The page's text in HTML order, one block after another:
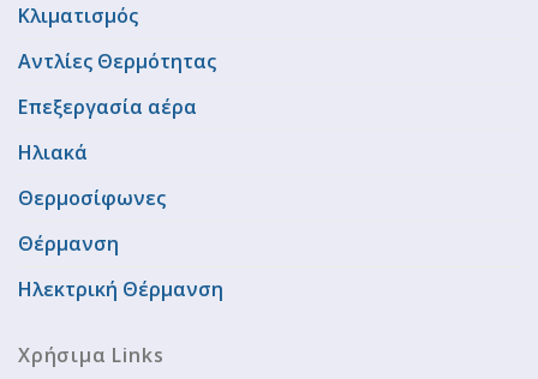
Κλιματισμός
Αντλίες Θερμότητας
Επεξεργασία αέρα
Ηλιακά
Θερμοσίφωνες
Θέρμανση
Ηλεκτρική Θέρμανση
Χρήσιμα Links